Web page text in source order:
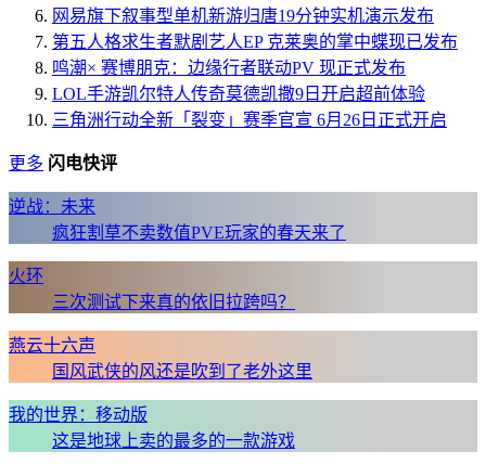
网易旗下叙事型单机新游归唐19分钟实机演示发布
第五人格求生者默剧艺人EP 克莱奥的掌中蝶现已发布
鸣潮× 赛博朋克：边缘行者联动PV 现正式发布
LOL手游凯尔特人传奇莫德凯撒9日开启超前体验
三角洲行动全新「裂变」赛季官宣 6月26日正式开启
更多 闪电快评
逆战：未来
疯狂割草不卖数值PVE玩家的春天来了
火环
三次测试下来真的依旧拉跨吗？
燕云十六声
国风武侠的风还是吹到了老外这里
我的世界：移动版
这是地球上卖的最多的一款游戏